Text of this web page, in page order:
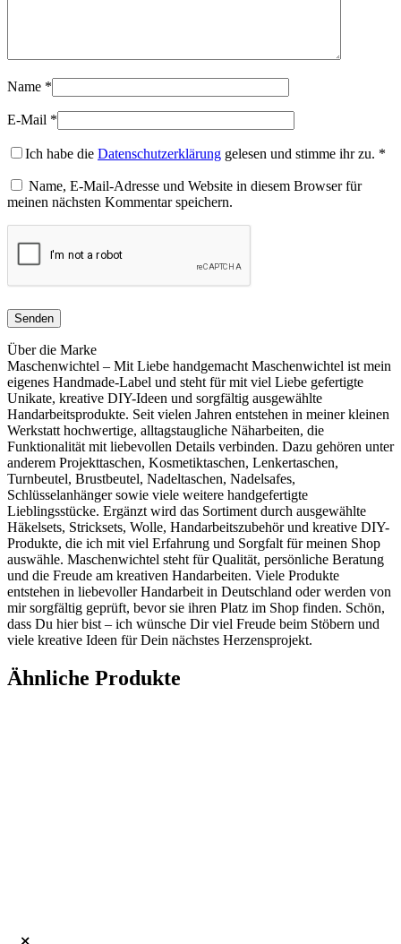
Name *
E-Mail *
Ich habe die Datenschutzerklärung gelesen und stimme ihr zu. *
Name, E-Mail-Adresse und Website in diesem Browser für
meinen nächsten Kommentar speichern.
Über die Marke
Maschenwichtel – Mit Liebe handgemacht Maschenwichtel ist mein
eigenes Handmade-Label und steht für mit viel Liebe gefertigte
Unikate, kreative DIY-Ideen und sorgfältig ausgewählte
Handarbeitsprodukte. Seit vielen Jahren entstehen in meiner kleinen
Werkstatt hochwertige, alltagstaugliche Näharbeiten, die
Funktionalität mit liebevollen Details verbinden. Dazu gehören unter
anderem Projekttaschen, Kosmetiktaschen, Lenkertaschen,
Turnbeutel, Brustbeutel, Nadeltaschen, Nadelsafes,
Schlüsselanhänger sowie viele weitere handgefertigte
Lieblingsstücke. Ergänzt wird das Sortiment durch ausgewählte
Häkelsets, Stricksets, Wolle, Handarbeitszubehör und kreative DIY-
Produkte, die ich mit viel Erfahrung und Sorgfalt für meinen Shop
auswähle. Maschenwichtel steht für Qualität, persönliche Beratung
und die Freude am kreativen Handarbeiten. Viele Produkte
entstehen in liebevoller Handarbeit in Deutschland oder werden von
mir sorgfältig geprüft, bevor sie ihren Platz im Shop finden. Schön,
dass Du hier bist – ich wünsche Dir viel Freude beim Stöbern und
viele kreative Ideen für Dein nächstes Herzensprojekt.
Ähnliche Produkte